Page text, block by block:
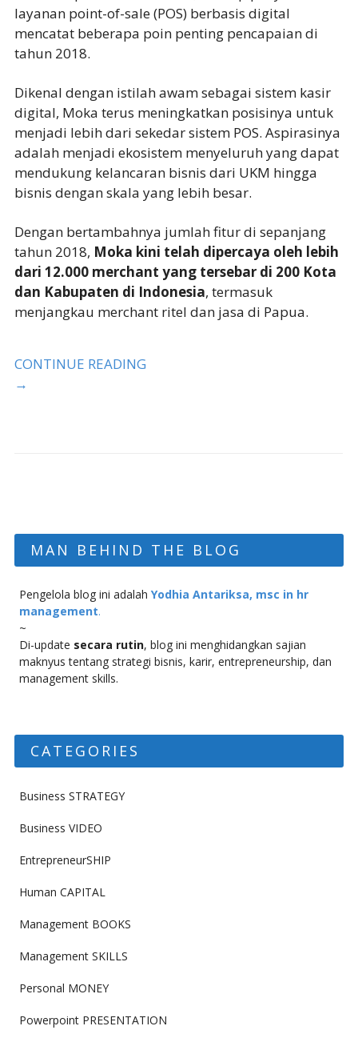
layanan point-of-sale (POS) berbasis digital
mencatat beberapa poin penting pencapaian di
tahun 2018.
Dikenal dengan istilah awam sebagai sistem kasir
digital, Moka terus meningkatkan posisinya untuk
menjadi lebih dari sekedar sistem POS. Aspirasinya
adalah menjadi ekosistem menyeluruh yang dapat
mendukung kelancaran bisnis dari UKM hingga
bisnis dengan skala yang lebih besar.
Dengan bertambahnya jumlah fitur di sepanjang
tahun 2018, Moka kini telah dipercaya oleh lebih
dari 12.000 merchant yang tersebar di 200 Kota
dan Kabupaten di Indonesia, termasuk
menjangkau merchant ritel dan jasa di Papua.
CONTINUE READING
→
MAN BEHIND THE BLOG
Pengelola blog ini adalah Yodhia Antariksa, msc in hr
management.
~
Di-update secara rutin, blog ini menghidangkan sajian
maknyus tentang strategi bisnis, karir, entrepreneurship, dan
management skills.
CATEGORIES
Business STRATEGY
Business VIDEO
EntrepreneurSHIP
Human CAPITAL
Management BOOKS
Management SKILLS
Personal MONEY
Powerpoint PRESENTATION